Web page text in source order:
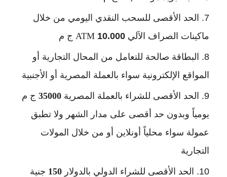
ماكينات الصراف الآلي ATM 10.000 ج م
المواقع الإلكترونية سواء بالعملة المصرية أو الأجنبية
الحد الأقصى للشراء بالعملة المصرية 35000
التجارية
الحد الأقصى للشراء الدولي بالدولار 150